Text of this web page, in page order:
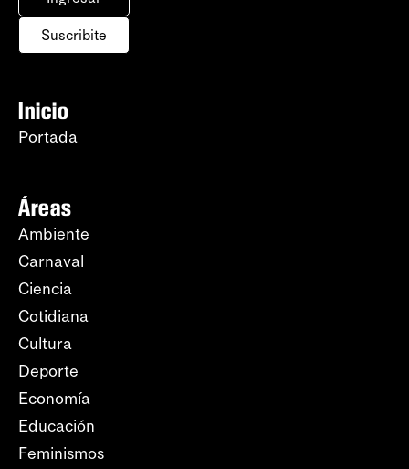
Suscribite
Inicio
Portada
Áreas
Ambiente
Carnaval
Ciencia
Cotidiana
Cultura
Deporte
Economía
Educación
Feminismos